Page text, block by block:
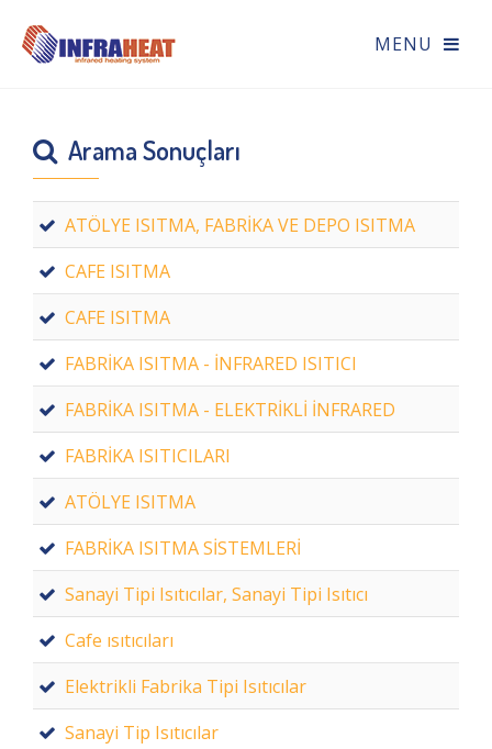
Arama Sonuçları
ATÖLYE ISITMA, FABRİKA VE DEPO ISITMA
CAFE ISITMA
CAFE ISITMA
FABRİKA ISITMA - İNFRARED ISITICI
FABRİKA ISITMA - ELEKTRİKLİ İNFRARED
FABRİKA ISITICILARI
ATÖLYE ISITMA
FABRİKA ISITMA SİSTEMLERİ
Sanayi Tipi Isıtıcılar, Sanayi Tipi Isıtıcı
Cafe ısıtıcıları
Elektrikli Fabrika Tipi Isıtıcılar
Sanayi Tip Isıtıcılar